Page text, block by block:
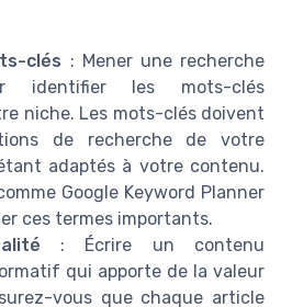
clés : Mener une recherche
identifier les mots-clés
niche. Les mots-clés doivent
de recherche de votre
adaptés à votre contenu.
Google Keyword Planner
ces termes importants.
: Écrire un contenu
qui apporte de la valeur
vous que chaque article